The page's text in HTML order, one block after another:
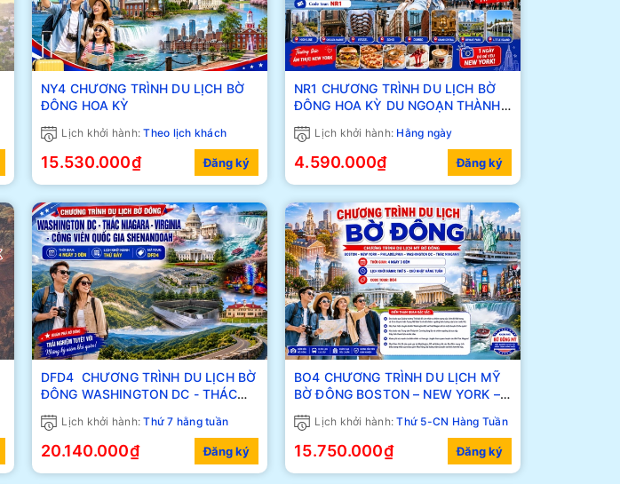
NY4 CHƯƠNG TRÌNH DU LỊCH BỜ
ĐÔNG HOA KỲ
Lịch khởi hành:Theo lịch khách
15.530.000₫ Đăng ký
NR1 CHƯƠNG TRÌNH DU LỊCH BỜ
ĐÔNG HOA KỲ DU NGOẠN THÀNH
Lịch khởi hành: Hằng ngày
4.590.000₫ Đăng ký
DFD4 CHƯƠNG TRÌNH DU LỊCH BỜ
ĐÔNG WASHINGTON DC - THÁC
QUỐC GIA SHENANDOAH
Lịch khởi hành:Thứ 7 hằng tuần
20.140.000₫ Đăng ký
BO4 CHƯƠNG TRÌNH DU LỊCH MỸ
BỜ ĐÔNG BOSTON – NEW YORK –
– THÁC NIAGARA
Lịch khởi hành:Thứ 5-CN Hàng Tuần
15.750.000₫ Đăng ký